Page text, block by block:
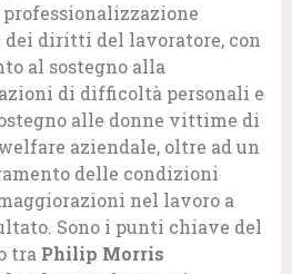
dei diritti del lavoratore, con
al sostegno alla
di difficoltà personali e
alle donne vittime di
aziendale, oltre ad un
delle condizioni
nel lavoro a
Sono i punti chiave del
tra Philip Morris